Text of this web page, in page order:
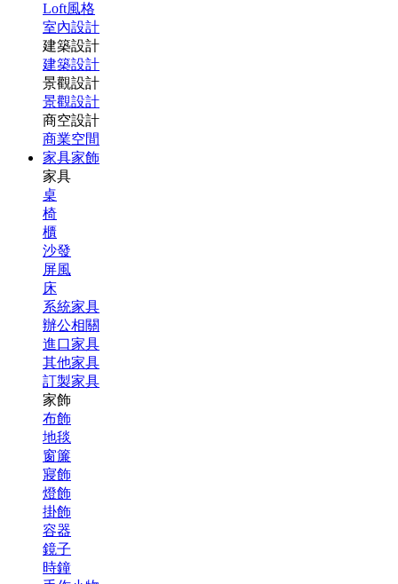
Loft風格
室內設計
建築設計
建築設計
景觀設計
景觀設計
商空設計
商業空間
家具家飾
家具
桌
椅
櫃
沙發
屏風
床
系統家具
辦公相關
進口家具
其他家具
訂製家具
家飾
布飾
地毯
窗簾
寢飾
燈飾
掛飾
容器
鏡子
時鐘